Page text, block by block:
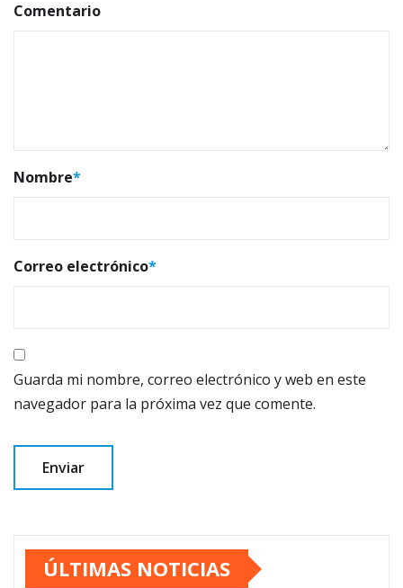
Comentario
Nombre*
Correo electrónico*
Guarda mi nombre, correo electrónico y web en este
navegador para la próxima vez que comente.
ÚLTIMAS NOTICIAS